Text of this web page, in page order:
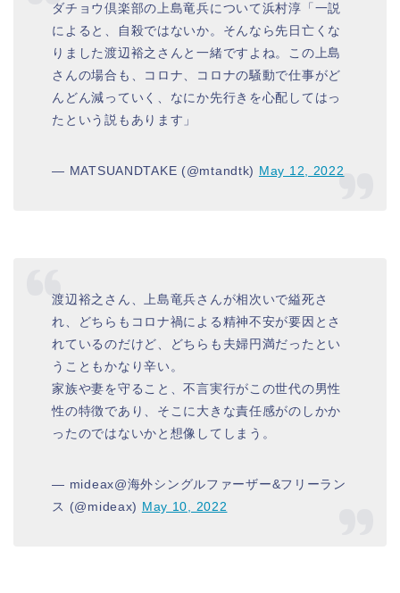
ダチョウ倶楽部の上島竜兵について浜村淳「一説
によると、自殺ではないか。そんなら先日亡くな
りました渡辺裕之さんと一緒ですよね。この上島
さんの場合も、コロナ、コロナの騒動で仕事がど
んどん減っていく、なにか先行きを心配してはっ
たという説もあります」
— MATSUANDTAKE (@mtandtk) May 12, 2022
渡辺裕之さん、上島竜兵さんが相次いで縊死さ
れ、どちらもコロナ禍による精神不安が要因とさ
れているのだけど、どちらも夫婦円満だったとい
うこともかなり辛い。
家族や妻を守ること、不言実行がこの世代の男性
性の特徴であり、そこに大きな責任感がのしかか
ったのではないかと想像してしまう。
— mideax@海外シングルファーザー&フリーラン
ス (@mideax) May 10, 2022